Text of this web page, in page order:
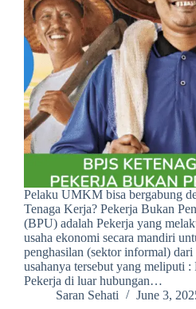
Pelaku UMKM bisa bergabung
Tenaga Kerja? Pekerja Bukan
(BPU) adalah Pekerja yang
usaha ekonomi secara mandiri
penghasilan (sektor informal) dari
usahanya tersebut yang meliputi :
Pekerja di luar hubungan…
Saran Sehati
June 3,